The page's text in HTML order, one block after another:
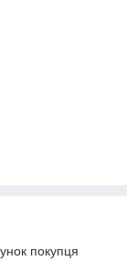
покупця